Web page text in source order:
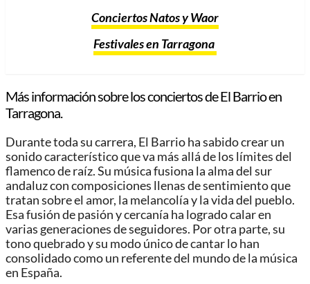
Conciertos Natos y Waor
Festivales en Tarragona
Más información sobre los conciertos de El Barrio en
Tarragona.
Durante toda su carrera, El Barrio ha sabido crear un
sonido característico que va más allá de los límites del
flamenco de raíz. Su música fusiona la alma del sur
andaluz con composiciones llenas de sentimiento que
tratan sobre el amor, la melancolía y la vida del pueblo.
Esa fusión de pasión y cercanía ha logrado calar en
varias generaciones de seguidores. Por otra parte, su
tono quebrado y su modo único de cantar lo han
consolidado como un referente del mundo de la música
en España.